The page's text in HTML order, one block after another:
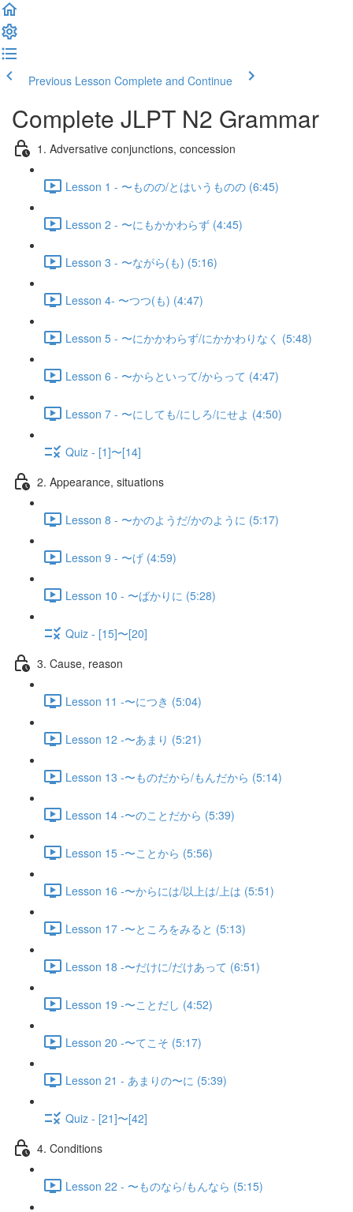
Previous Lesson Complete and Continue
Complete JLPT N2 Grammar
1. Adversative conjunctions, concession
Lesson 1 - 〜ものの/とはいうものの (6:45)
Lesson 2 - 〜にもかかわらず (4:45)
Lesson 3 - 〜ながら(も) (5:16)
Lesson 4- 〜つつ(も) (4:47)
Lesson 5 - 〜にかかわらず/にかかわりなく (5:48)
Lesson 6 - 〜からといって/からって (4:47)
Lesson 7 - 〜にしても/にしろ/にせよ (4:50)
Quiz - [1]〜[14]
2. Appearance, situations
Lesson 8 - 〜かのようだ/かのように (5:17)
Lesson 9 - 〜げ (4:59)
Lesson 10 - 〜ばかりに (5:28)
Quiz - [15]〜[20]
3. Cause, reason
Lesson 11 -〜につき (5:04)
Lesson 12 -〜あまり (5:21)
Lesson 13 -〜ものだから/もんだから (5:14)
Lesson 14 -〜のことだから (5:39)
Lesson 15 -〜ことから (5:56)
Lesson 16 -〜からには/以上は/上は (5:51)
Lesson 17 -〜ところをみると (5:13)
Lesson 18 -〜だけに/だけあって (6:51)
Lesson 19 -〜ことだし (4:52)
Lesson 20 -〜てこそ (5:17)
Lesson 21 - あまりの〜に (5:39)
Quiz - [21]〜[42]
4. Conditions
Lesson 22 - 〜ものなら/もんなら (5:15)